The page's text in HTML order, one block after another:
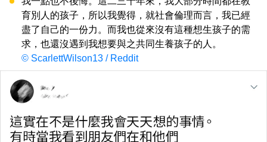
育別人的孩子，所以我覺得，就社會倫理而言，我已經
盡了自己的一份力。而我也從來沒有這種想生孩子的需
求，也還沒遇到我想要與之共同生養孩子的人。
© ScarlettWilson13 / Reddit